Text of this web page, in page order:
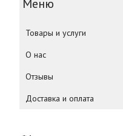
Товары и услуги
О нас
Отзывы
Доставка и оплата